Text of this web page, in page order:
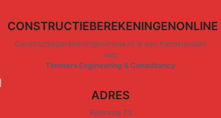
CONSTRUCTIEBEREKENINGENONLINE
Constructieberekeningenonline.nl is een handelsnaam
van:
Timmers Engineering & Consultancy
ADRES
Rijksweg 73